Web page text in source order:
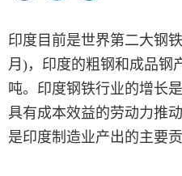
印度目前是世界第二大钢
月)，印度的粗钢和成品钢
吨。印度钢铁行业的增长
具有成本效益的劳动力推
是印度制造业产出的主要贡